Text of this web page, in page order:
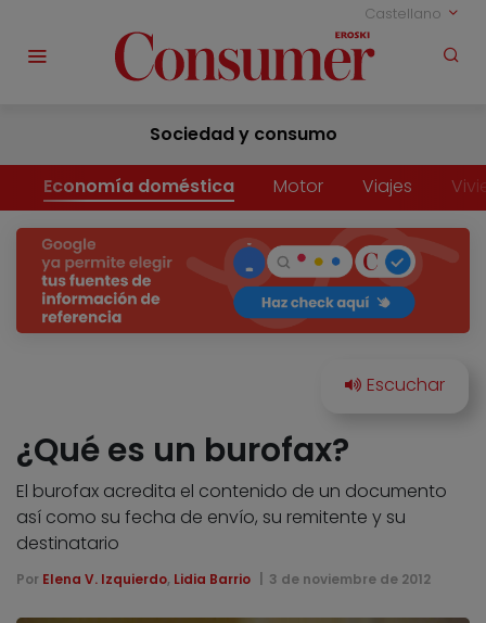
Castellano
Sociedad y consumo
Economía doméstica Motor Viajes
¿Qué es un burofax?
El burofax acredita el contenido de un documento
así como su fecha de envío, su remitente y su
destinatario
Por Elena V. Izquierdo, Lidia Barrio 3 de noviembre de 2012